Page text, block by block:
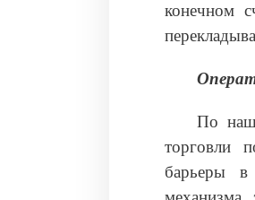
конечном
По
торговли
барьеры в